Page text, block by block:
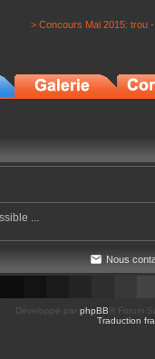
> Concours Mai 2015: trou
...
Nous
Développé par phpBB ® Forum
Traduction